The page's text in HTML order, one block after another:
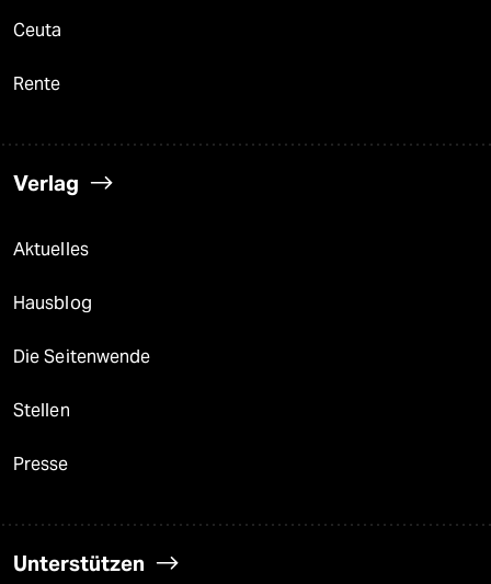
Ceuta
Rente
Verlag
Aktuelles
Hausblog
Die Seitenwende
Stellen
Presse
Unterstützen